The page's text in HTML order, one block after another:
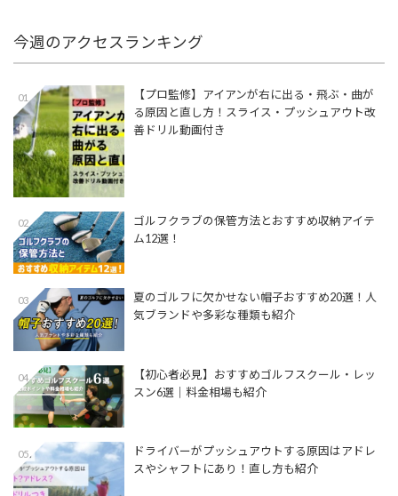
今週のアクセスランキング
01
【プロ監修】アイアンが右に出る・飛ぶ・曲が
る原因と直し方！スライス・プッシュアウト改
善ドリル動画付き
02
ゴルフクラブの保管方法とおすすめ収納アイテ
ム12選！
03
夏のゴルフに欠かせない帽子おすすめ20選！人
気ブランドや多彩な種類も紹介
04
【初心者必見】おすすめゴルフスクール・レッ
スン6選｜料金相場も紹介
05
ドライバーがプッシュアウトする原因はアドレ
スやシャフトにあり！直し方も紹介